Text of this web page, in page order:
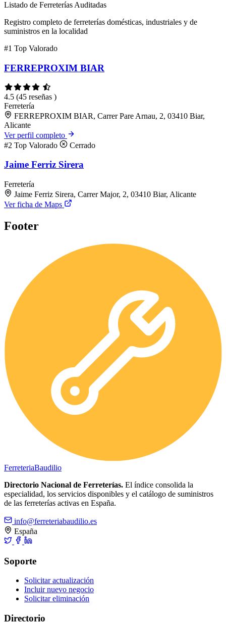
Listado de Ferreterías Auditadas
Registro completo de ferreterías domésticas, industriales y de
suministros en la localidad
#1 Top Valorado
FERREPROXIM BIAR
4.5 (45 reseñas )
Ferretería
FERREPROXIM BIAR, Carrer Pare Arnau, 2, 03410 Biar,
Alicante
Ver perfil completo
#2 Top Valorado Cerrado
Jaime Ferriz Sirera
Ferretería
Jaime Ferriz Sirera, Carrer Major, 2, 03410 Biar, Alicante
Ver ficha de Maps
Footer
FerreteriaBaudilio
Directorio Nacional de Ferreterías. El índice consolida la
especialidad, los servicios disponibles y el catálogo de suministros
de las ferreterías activas en España.
info@ferreteriabaudilio.es
España
Soporte
Solicitar actualización
Incluir nuevo negocio
Solicitar eliminación
Directorio